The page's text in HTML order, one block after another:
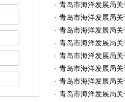
· 青岛市海洋发展局
· 青岛市海洋发展局
· 青岛市海洋发展局
· 青岛市海洋发展局
· 青岛市海洋发展局
· 青岛市海洋发展局
· 青岛市海洋发展局
· 青岛市海洋发展局